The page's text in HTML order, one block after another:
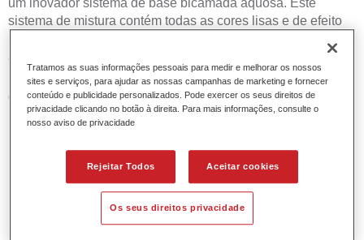
um inovador sistema de base bicamada aquosa. Este
sistema de mistura contém todas as cores lisas e de efeito
automóveis de passageiros.
Características do produto
Simples e rápido de aplicar.
orientação de efeito.
Promove tempos de processo curtos.
Permite um disfarce fácil e fiável.
Proporciona uma óptima cobertura.
Utilizada na repintura de cores de efeito especial OEM.
Tratamos as suas informações pessoais para medir e melhorar os nossos
sites e serviços, para ajudar as nossas campanhas de marketing e fornecer
conteúdo e publicidade personalizados. Pode exercer os seus direitos de
privacidade clicando no botão à direita. Para mais informações, consulte o
nosso aviso de privacidade
Rejeitar Todos Aceitar cookies
Os seus direitos privacidade